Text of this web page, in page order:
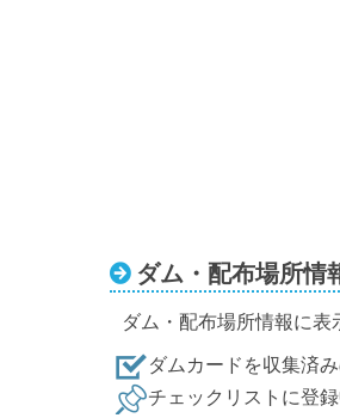
ダム・配布場所情
ダム・配布場所情報に表
ダムカードを収集済
チェックリストに登